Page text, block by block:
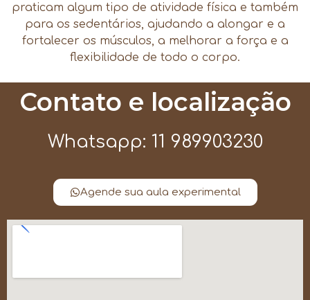
praticam algum tipo de atividade física e também
para os sedentários, ajudando a alongar e a
fortalecer os músculos, a melhorar a força e a
flexibilidade de todo o corpo.
Contato e localização
Whatsapp: 11 989903230
Agende sua aula experimental